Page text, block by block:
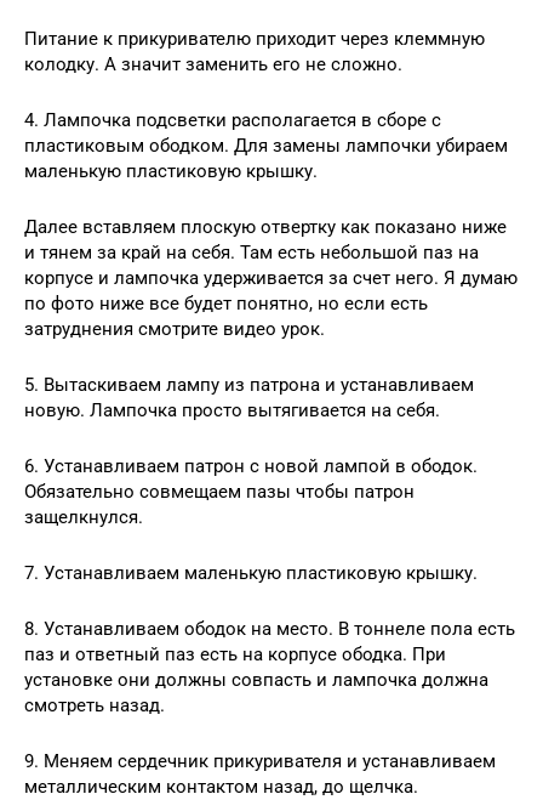
Питание к прикуривателю приходит через клеммную
колодку. А значит заменить его не сложно.
4. Лампочка подсветки располагается в сборе с
пластиковым ободком. Для замены лампочки убираем
маленькую пластиковую крышку.
Далее вставляем плоскую отвертку как показано ниже
и тянем за край на себя. Там есть небольшой паз на
корпусе и лампочка удерживается за счет него. Я думаю
по фото ниже все будет понятно, но если есть
затруднения смотрите видео урок.
5. Вытаскиваем лампу из патрона и устанавливаем
новую. Лампочка просто вытягивается на себя.
6. Устанавливаем патрон с новой лампой в ободок.
Обязательно совмещаем пазы чтобы патрон
защелкнулся.
7. Устанавливаем маленькую пластиковую крышку.
8. Устанавливаем ободок на место. В тоннеле пола есть
паз и ответный паз есть на корпусе ободка. При
установке они должны совпасть и лампочка должна
смотреть назад.
9. Меняем сердечник прикуривателя и устанавливаем
металлическим контактом назад, до щелчка.